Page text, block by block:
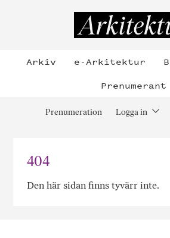
Arkiv e-Arkitektur
Prenumerant
Prenumeration Logga in
404
Den här sidan finns tyvärr inte.